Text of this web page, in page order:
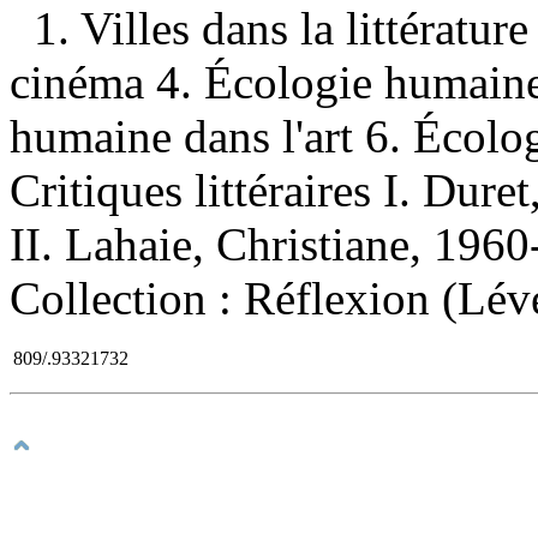
1. Villes dans la
cinéma 4. Écologie
humaine dans l'art 6.
Critiques littéraires I.
II. Lahaie, Christiane,
Collection : Réflexion
809/.93321732